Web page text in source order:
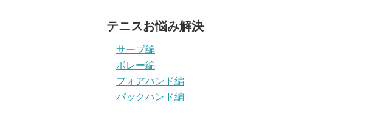
テニスお悩み解決
サーブ編
ボレー編
フォアハンド編
バックハンド編